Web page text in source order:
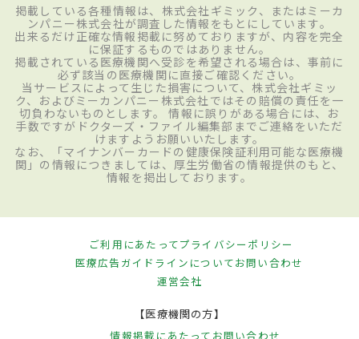
掲載している各種情報は、株式会社ギミック、またはミーカ
ンパニー株式会社が調査した情報をもとにしています。
出来るだけ正確な情報掲載に努めておりますが、内容を完全
に保証するものではありません。
掲載されている医療機関へ受診を希望される場合は、事前に
必ず該当の医療機関に直接ご確認ください。
当サービスによって生じた損害について、株式会社ギミッ
ク、およびミーカンパニー株式会社ではその賠償の責任を一
切負わないものとします。 情報に誤りがある場合には、お
手数ですがドクターズ・ファイル編集部までご連絡をいただ
けますようお願いいたします。
なお、「マイナンバーカードの健康保険証利用可能な医療機
関」の情報につきましては、厚生労働省の情報提供のもと、
情報を掲出しております。
ご利用にあたってプライバシーポリシー
医療広告ガイドラインについてお問い合わせ
運営会社
【医療機関の方】
情報掲載にあたって お問い合わせ